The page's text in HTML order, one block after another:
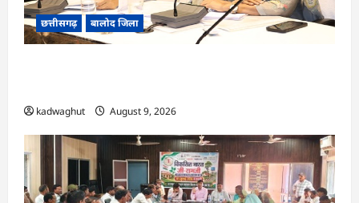
छत्तीसगढ़ बालोद जिला
kadwaghut August 9, 2026